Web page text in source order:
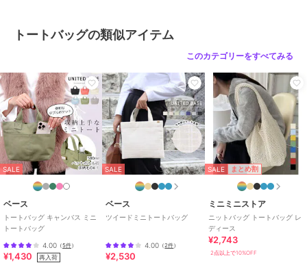
原産国 中国製
トートバッグの類似アイテム
このカテゴリーをすべてみる
SALE
ベース
トートバッグ キャンバス ミニ
トートバッグ
4.00 （5件）
¥1,430 再入荷
SALE
ベース
ツイードミニトートバッグ
4.00 （2件）
¥2,530
SALE まとめ割
ミニミニストア
ニットバッグ トートバッグ レ
ディース
¥2,743
2点以上で10%OFF